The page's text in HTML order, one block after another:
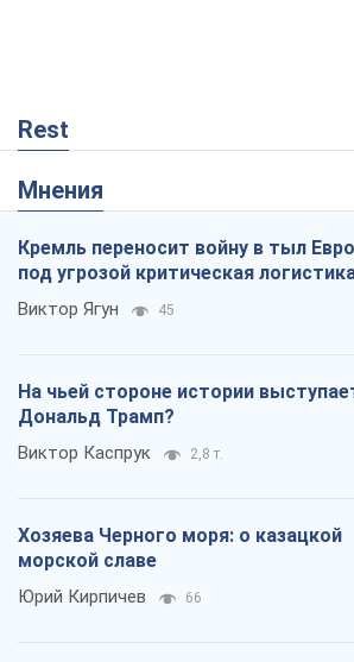
Rest
Мнения
Кремль переносит войну в тыл
под угрозой критическая
Виктор Ягун 45
На чьей стороне истории
Дональд Трамп?
Виктор Каспрук 2,8 т.
Хозяева Черного моря: о казацкой
морской славе
Юрий Кирпичев 66